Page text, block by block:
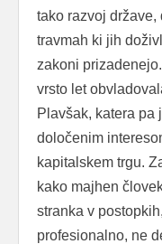
tako razvoj države,
travmah ki jih
zakoni
vrsto let
Plavšak, katera pa
določenim
kapitalskem trgu.
kako majhen
stranka v
profesionalno, ne